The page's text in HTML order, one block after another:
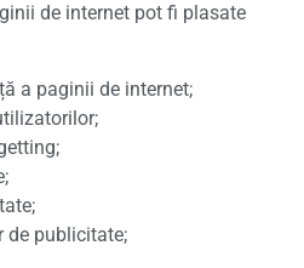
de internet pot fi plasate
a paginii de internet;
de publicitate;